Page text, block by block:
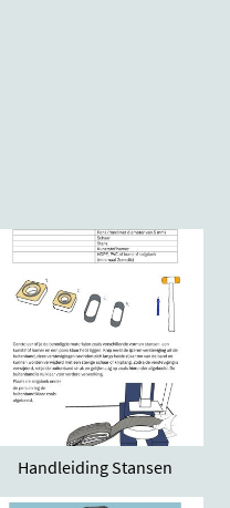
Handleiding Stansen